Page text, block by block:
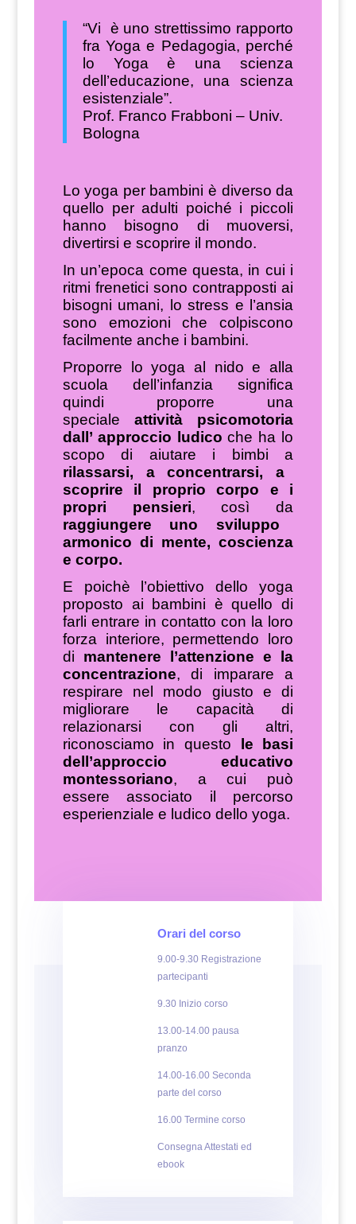
“Vi è uno strettissimo rapporto
fra Yoga e Pedagogia, perché
lo Yoga è una scienza
dell’educazione, una scienza
esistenziale”.
Prof. Franco Frabboni – Univ.
Bologna
Lo yoga per bambini è diverso da
quello per adulti poiché i piccoli
hanno bisogno di muoversi,
divertirsi e scoprire il mondo.
In un’epoca come questa, in cui i
ritmi frenetici sono contrapposti ai
bisogni umani, lo stress e l’ansia
sono emozioni che colpiscono
facilmente anche i bambini.
Proporre lo yoga al nido e alla
scuola dell’infanzia significa
quindi proporre una
speciale attività psicomotoria
dall’ approccio ludico che ha lo
scopo di aiutare i bimbi a
rilassarsi, a concentrarsi, a
scoprire il proprio corpo e i
propri pensieri, così da
raggiungere uno sviluppo
armonico di mente, coscienza
e corpo.
E poichè l’obiettivo dello yoga
proposto ai bambini è quello di
farli entrare in contatto con la loro
forza interiore, permettendo loro
di mantenere l’attenzione e la
concentrazione, di imparare a
respirare nel modo giusto e di
migliorare le capacità di
relazionarsi con gli altri,
riconosciamo in questo le basi
dell’approccio educativo
montessoriano, a cui può
essere associato il percorso
esperienziale e ludico dello yoga.
Orari del corso
9.00-9.30 Registrazione
partecipanti
9.30 Inizio corso
13.00-14.00 pausa
pranzo
14.00-16.00 Seconda
parte del corso
16.00 Termine corso
Consegna Attestati ed
ebook